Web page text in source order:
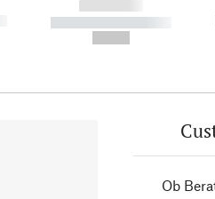
------------
----------- -----------
Ob